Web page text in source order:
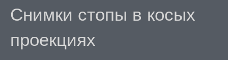
Снимки стопы в косых
проекциях